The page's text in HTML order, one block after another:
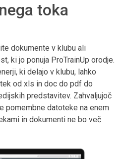
toka
dokumente v klubu ali
ki jo ponuja ProTrainUp orodje.
ki delajo v klubu, lahko
od xls in doc do pdf do
predstavitev. Zahvaljujoč
pomembne datoteke na enem
in dokumenti ne bo več